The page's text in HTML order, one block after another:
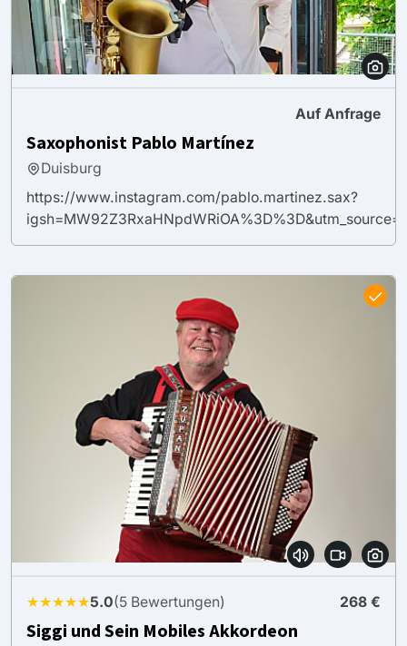
Auf Anfrage
Saxophonist Pablo Martínez
Duisburg
https://www.instagram.com/pablo.martinez.sax?
★★★★★5.0(5 Bewertungen) 268 €
Siggi und Sein Mobiles Akkordeon